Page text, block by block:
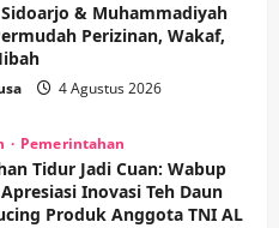
& Muhammadiyah
Perizinan, Wakaf,
4 Agustus 2026
Pemerintahan
Tidur Jadi Cuan: Wabup
Inovasi Teh Daun
Produk Anggota TNI AL